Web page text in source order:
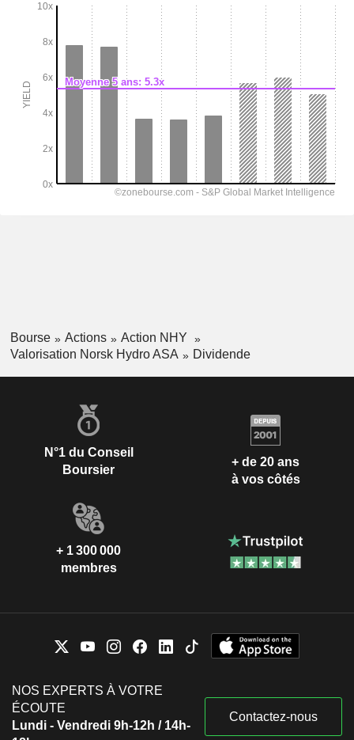
Bourse Actions
Action NHY
Valorisation Norsk Hydro ASA
Dividende
N°1 du Conseil
Boursier
+ de 20 ans
à vos côtés
+ 1 300 000
membres
NOS EXPERTS À VOTRE
ÉCOUTE
Lundi - Vendredi 9h-12h / 14h-
Contactez-nous